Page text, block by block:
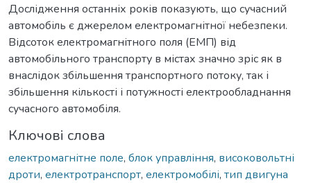
Дослідження останніх років показують, що сучасний
автомобіль є джерелом електромагнітної небезпеки.
Відсоток електромагнітного поля (ЕМП) від
автомобільного транспорту в містах значно зріс як в
внаслідок збільшення транспортного потоку, так і
збільшення кількості і потужності електрообладнання
сучасного автомобіля.
Ключові слова
електромагнітне поле, блок управління, високовольтні
дроти, електротранспорт, електромобілі, тип двигуна